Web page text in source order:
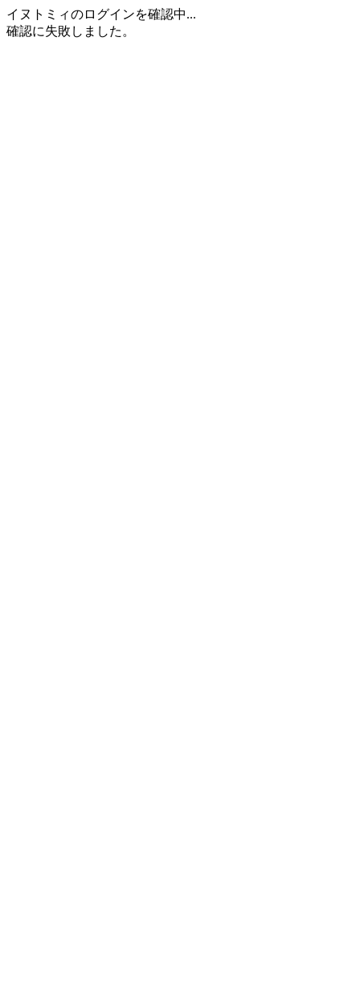
イヌトミィのログインを確認中...
確認に失敗しました。